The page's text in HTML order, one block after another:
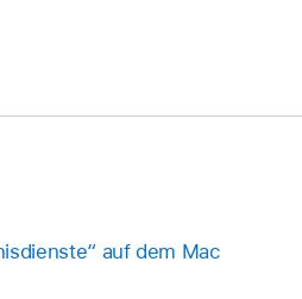
auf dem Mac